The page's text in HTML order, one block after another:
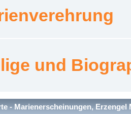
und
- Marienerscheinungen, Erzengel